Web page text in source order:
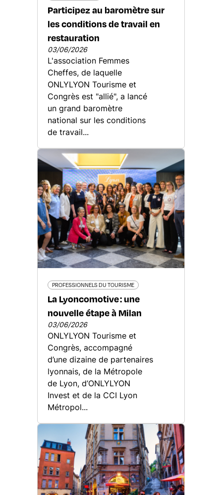
Participez au baromètre sur
les conditions de travail en
restauration
03/06/2026
L'association Femmes
Cheffes, de laquelle
ONLYLYON Tourisme et
Congrès est "allié", a lancé
un grand baromètre
national sur les conditions
de travail...
PROFESSIONNELS DU TOURISME
La Lyoncomotive : une
nouvelle étape à Milan
03/06/2026
ONLYLYON Tourisme et
Congrès, accompagné
d’une dizaine de partenaires
lyonnais, de la Métropole
de Lyon, d’ONLYLYON
Invest et de la CCI Lyon
Métropol...